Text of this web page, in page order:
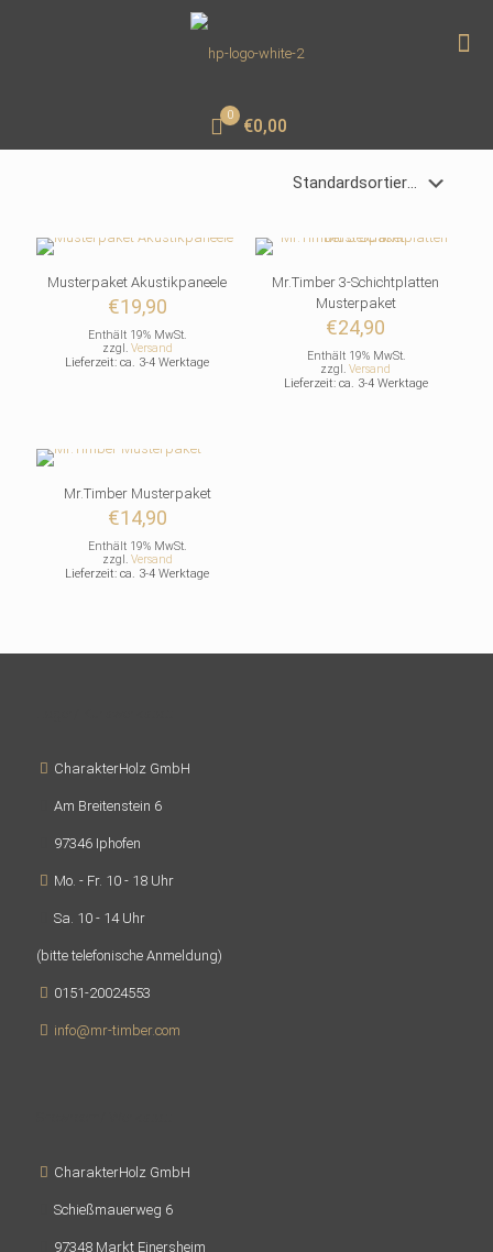
0
€0,00
Musterpaket Akustikpaneele
€19,90
Enthält 19% MwSt.
zzgl. Versand
Lieferzeit: ca. 3-4 Werktage
Mr.Timber 3-Schichtplatten
Musterpaket
€24,90
Enthält 19% MwSt.
zzgl.Versand
Lieferzeit: ca. 3-4 Werktage
Mr.Timber Musterpaket
€14,90
Enthält 19% MwSt.
zzgl. Versand
Lieferzeit: ca. 3-4 Werktage
CharakterHolz GmbH
Am Breitenstein 6
97346 Iphofen
Mo. - Fr. 10 - 18 Uhr
Sa. 10 - 14 Uhr
(bitte telefonische Anmeldung)
0151-20024553
info@mr-timber.com
CharakterHolz GmbH
Schießmauerweg 6
97348 Markt Einersheim